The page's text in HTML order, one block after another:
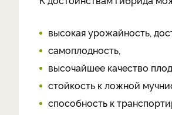
высокая урожайность,
самоплодность,
высочайшее качество
стойкость к ложной
способность к